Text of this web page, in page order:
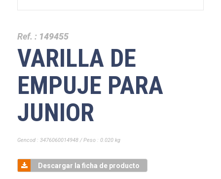
Ref. : 149455
VARILLA DE
EMPUJE PARA
JUNIOR
Gencod : 3476060014948 / Peso : 0.020 kg
Descargar la ficha de producto